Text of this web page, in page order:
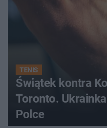
TENIS
Świątek kontra
Toronto.
Polce